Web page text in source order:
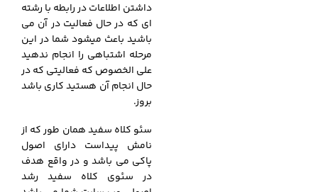
داشتن اطلاعات در رابطه با رشته
ای که در حال فعالیت در آن می
باشید باعث میشود شما در این
مرحله اشتباهی را انجام ندهید
علی الخصوص که فعالیتی که در
حال انجام آن هستید کاری باشد
بروز.
سئو کلاه سفید همان طور که از
نامش پیداست دارای اصول
پاکی می باشد و در واقع هدف
در سئوی کلاه سفید رشد